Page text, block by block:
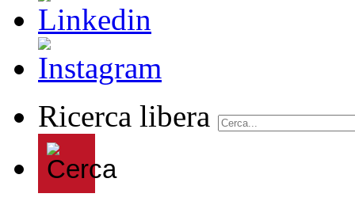
Ricerca libera